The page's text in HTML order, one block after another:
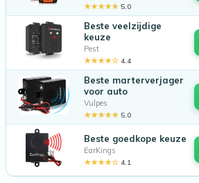
★★★★★ 5.0
Beste veelzijdige
keuze
Pest
★★★★☆ 4.4
Beste marterverjager
voor auto
Vulpes
★★★★★ 5.0
Beste goedkope keuze
EarKings
★★★★☆ 4.1